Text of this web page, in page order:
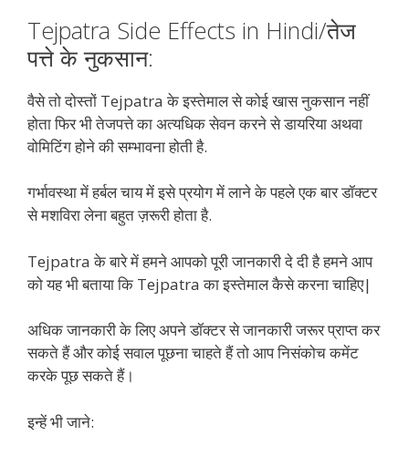
Tejpatra Side Effects in Hindi/तेज
पत्ते के नुकसान:
वैसे तो दोस्तों Tejpatra के इस्तेमाल से कोई खास नुकसान नहीं
होता फिर भी तेजपत्ते का अत्यधिक सेवन करने से डायरिया अथवा
वोमिटिंग होने की सम्भावना होती है.
गर्भावस्था में हर्बल चाय में इसे प्रयोग में लाने के पहले एक बार डॉक्टर
से मशविरा लेना बहुत ज़रूरी होता है.
Tejpatra के बारे में हमने आपको पूरी जानकारी दे दी है हमने आप
को यह भी बताया कि Tejpatra का इस्तेमाल कैसे करना चाहिए|
अधिक जानकारी के लिए अपने डॉक्टर से जानकारी जरूर प्राप्त कर
सकते हैं और कोई सवाल पूछना चाहते हैं तो आप निसंकोच कमेंट
करके पूछ सकते हैं।
इन्हें भी जाने: